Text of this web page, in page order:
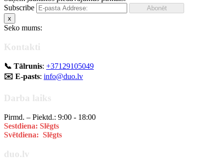
Subscribe
x
Seko mums:
Kontakti
📞 Tālrunis: +37129105049
✉️ E-pasts: info@duo.lv
Darba laiks
Pirmd. – Piektd.: 9:00 - 18:00
Sestdiena: Slēgts
Svētdiena: Slēgts
duo.lv